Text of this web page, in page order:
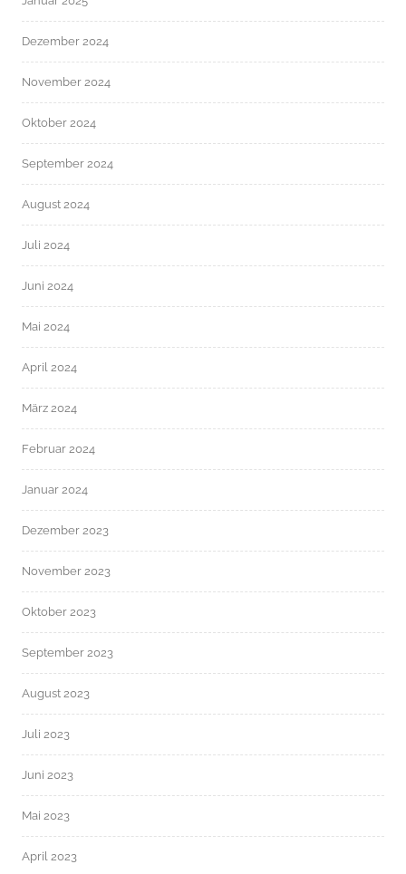
Dezember 2024
November 2024
Oktober 2024
September 2024
August 2024
Juli 2024
Juni 2024
Mai 2024
April 2024
März 2024
Februar 2024
Januar 2024
Dezember 2023
November 2023
Oktober 2023
September 2023
August 2023
Juli 2023
Juni 2023
Mai 2023
April 2023